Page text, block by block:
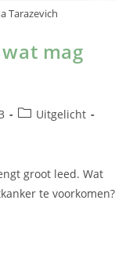
Tarazevich
mag
Uitgelicht
groot leed. Wat
te voorkomen?